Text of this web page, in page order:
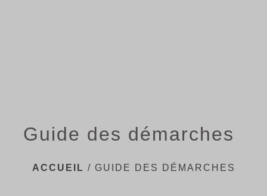
Guide des démarches
ACCUEIL / GUIDE DES DÉMARCHES